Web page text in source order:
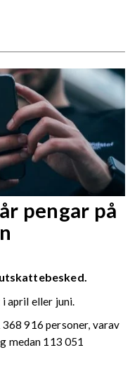
pengar på
april eller juni.
916 personer, varav
medan 113 051